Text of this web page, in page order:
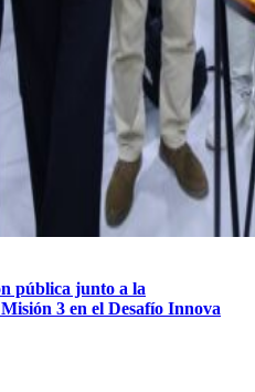
pública junto a la
3 en el Desafío Innova